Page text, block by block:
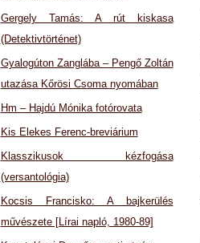
Gergely Tamás: A rút kiskasa
(Detektivtörténet)
Gyalogúton Zanglába – Pengő Zoltán
utazása Kőrösi Csoma nyomában
Hm – Hajdú Mónika fotórovata
Kis Elekes Ferenc-breviárium
Klasszikusok kézfogása
(versantológia)
Kocsis Francisko: A bajkerülés
művészete [Lírai napló, 1980-89]